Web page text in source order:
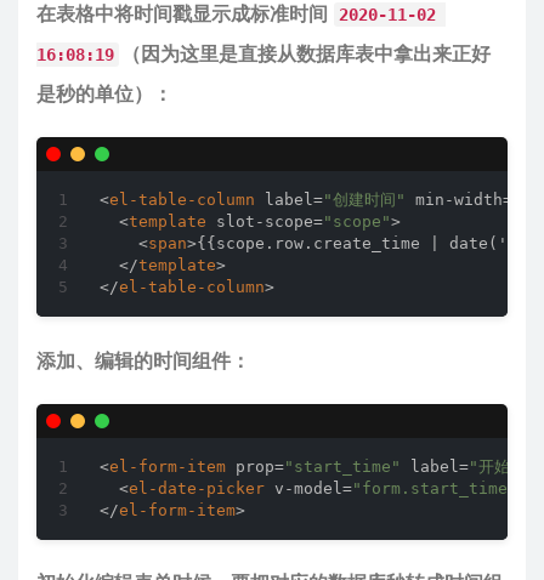
在表格中将时间戳显示成标准时间 2020-11-02
16:08:19
（因为这里是直接从数据库表中拿出来正好
是秒的单位）：
<el-table-column label="创建时间" min-width=
<template slot-scope="scope">
<span>{{scope.row.create_time |
</template>
</el-table-column>
添加、编辑的时间组件：
<el-form-item prop="start_time" label ="开始时
<el-date-picker v-model ="form.start_time"
</el-form-item>